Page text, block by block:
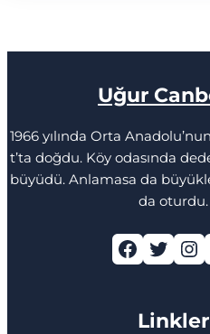
Uğur
1966 yılında Orta
t’ta doğdu. Köy odasında
büyüdü. Anlamasa da
da oturdu.
Facebook Twitter Instagram
Linkler